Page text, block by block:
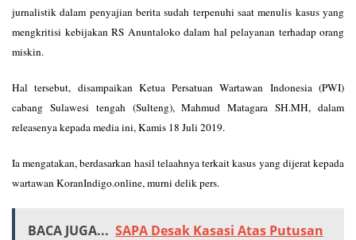
jurnalistik dalam penyajian berita sudah terpenuhi saat menulis kasus yang
mengkritisi kebijakan RS Anuntaloko dalam hal pelayanan terhadap orang
miskin.
Hal tersebut, disampaikan Ketua Persatuan Wartawan Indonesia (PWI)
cabang Sulawesi tengah (Sulteng), Mahmud Matagara SH.MH, dalam
releasenya kepada media ini, Kamis 18 Juli 2019.
Ia mengatakan, berdasarkan hasil telaahnya terkait kasus yang dijerat kepada
wartawan KoranIndigo.online, murni delik pers.
BACA JUGA... SAPA Desak Kasasi Atas Putusan